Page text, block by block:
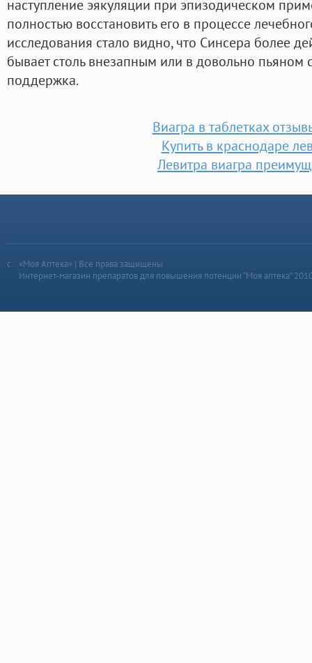
наступление эякуляции при эпизодическом
полностью восстановить его в процессе
исследования стало видно, что Синсера более
бывает столь внезапным или в довольно пьяном
поддержка.
Виагра в таблетках
Купить в краснодаре
Левитра виагра
«Моя Аптека» | Все права защищены
Интернет-магазин препаратов для повышения потенции “Моя аптека”